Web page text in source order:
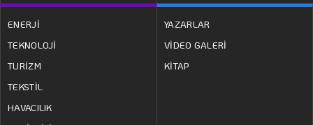
ENERJİ
TEKNOLOJİ
TURİZM
TEKSTİL
HAVACILIK
YAZARLAR
VİDEO GALERİ
KİTAP